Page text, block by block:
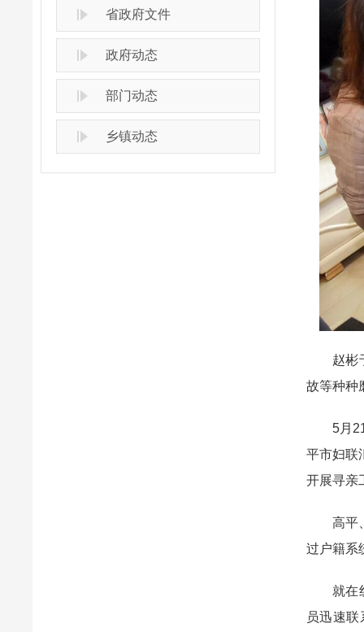
省政府文件
政府动态
部门动态
乡镇动态
赵彬于
故等种种
5月21
平市妇联
开展寻亲
高平、
过户籍系
就在线
员迅速